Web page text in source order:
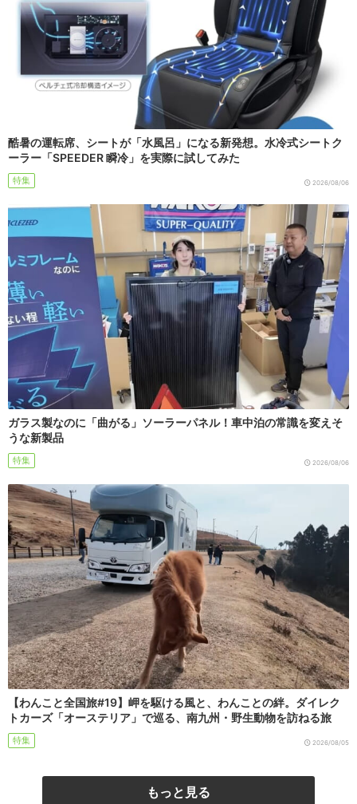
酷暑の運転席、シートが「水風呂」になる新発想。水冷式シートク
ーラー「SPEEDER 瞬冷」を実際に試してみた
特集 2026/08/06
ガラス製なのに「曲がる」ソーラーパネル！車中泊の常識を変えそ
うな新製品
特集 2026/08/06
【わんこと全国旅#19】岬を駆ける風と、わんことの絆。ダイレク
トカーズ「オーステリア」で巡る、南九州・野生動物を訪ねる旅
特集 2026/08/05
もっと見る